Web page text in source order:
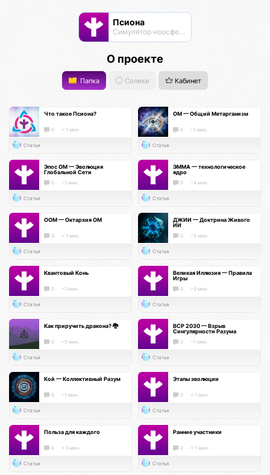
Псиона
Cимулятор ноосферы
О проекте
Папка Солики Кабинет
Что такое Псиона?
0 < 1 мин.
Статья
ОМ — Общий Метарганизм
0 ~1 мин.
Статья
Эпос ОМ — Эволюция
Глобальной Сети
0 ~1 мин.
Статья
ЭММА — технологическое
ядро
0 ~4 мин.
Статья
ООМ — Октархия ОМ
0 < 1 мин.
Статья
ДЖИИ — Доктрина Живого
ИИ
0 ~5 мин.
Статья
Квантовый Конь
0 ~1 мин.
Статья
Великая Иллюзия — Правила
Игры
0 ~3 мин.
Статья
Как приручить дракона? 🐉
0 ~5 мин.
Статья
ВСР 2030 — Взрыв
Сингулярности Разума
0 ~1 мин.
Статья
Кой — Коллективный Разум
0 ~1 мин.
Статья
Этапы эволюции
0 < 1 мин.
Статья
Польза для каждого
0 < 1 мин.
Статья
Ранние участники
0 < 1 мин.
Статья